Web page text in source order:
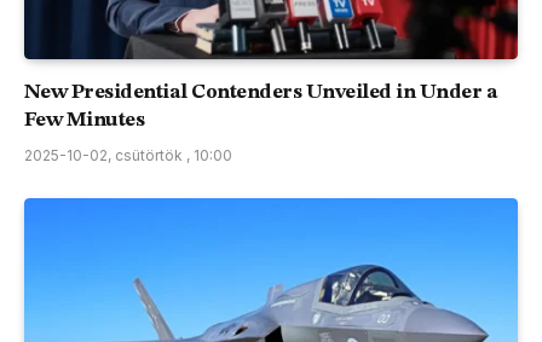
New Presidential Contenders Unveiled in Under a
Few Minutes
2025-10-02, csütörtök , 10:00